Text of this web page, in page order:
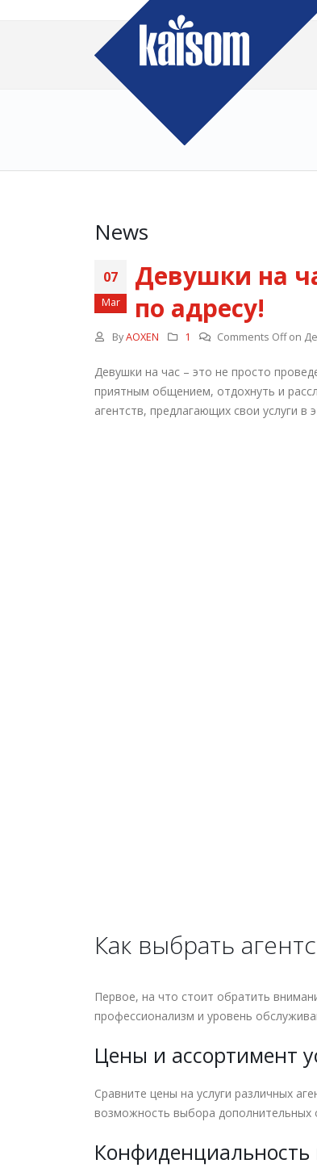
News
07
Mar
Девушки на
по адресу!
ByAOXEN 1 Comments Offon
Девушки на час – это не просто
приятным общением, отдохнуть и
агентств, предлагающих свои услуги
Как выбрать
Первое, на что стоит обратить
профессионализм и уровень
Цены и ассортимент
Сравните цены на услуги различных
возможность выбора дополнительных
Конфиденциальность